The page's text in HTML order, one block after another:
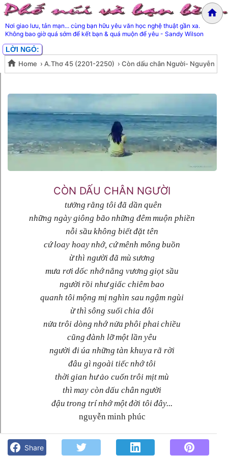
Nơi giao lưu, tản mạn... cùng bạn hữu yêu văn học nghệ thuật gần xa.
Không bao giờ quá sớm để kết bạn & quá muộn để yêu - Sandy Wilson
LỜI NGỎ:
Home › A.Thơ 45 (2201-2250) › Còn dấu chân Người- Nguyễn
Minh Phúc
CÒN DẤU CHÂN NGƯỜI
tưởng rằng tôi đã dần quên
những ngày giông bão những đêm muộn phiền
nỗi sầu không biết đặt tên
cứ loay hoay nhớ, cứ mênh mông buồn
ừ thì người đã mù sương
mưa rơi dốc nhớ nắng vương giọt sầu
người rồi như giấc chiêm bao
quanh tôi mộng mị nghìn sau ngậm ngùi
ừ thì sông suối chia đôi
nửa trôi dòng nhớ nửa phôi phai chiều
cũng đành lỡ một lần yêu
người đi úa những tàn khuya rã rời
đâu gì ngoài tiếc nhớ tôi
thời gian hư ảo cuốn trôi mịt mù
thì may còn dấu chân người
đậu trong trí nhớ một đời tôi đây...
nguyễn minh phúc
núi và bạn bè. Chút gì để nhớ!
Share